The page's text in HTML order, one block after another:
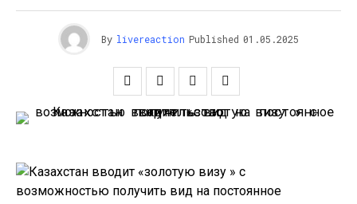
By livereaction Published 01.05.2025